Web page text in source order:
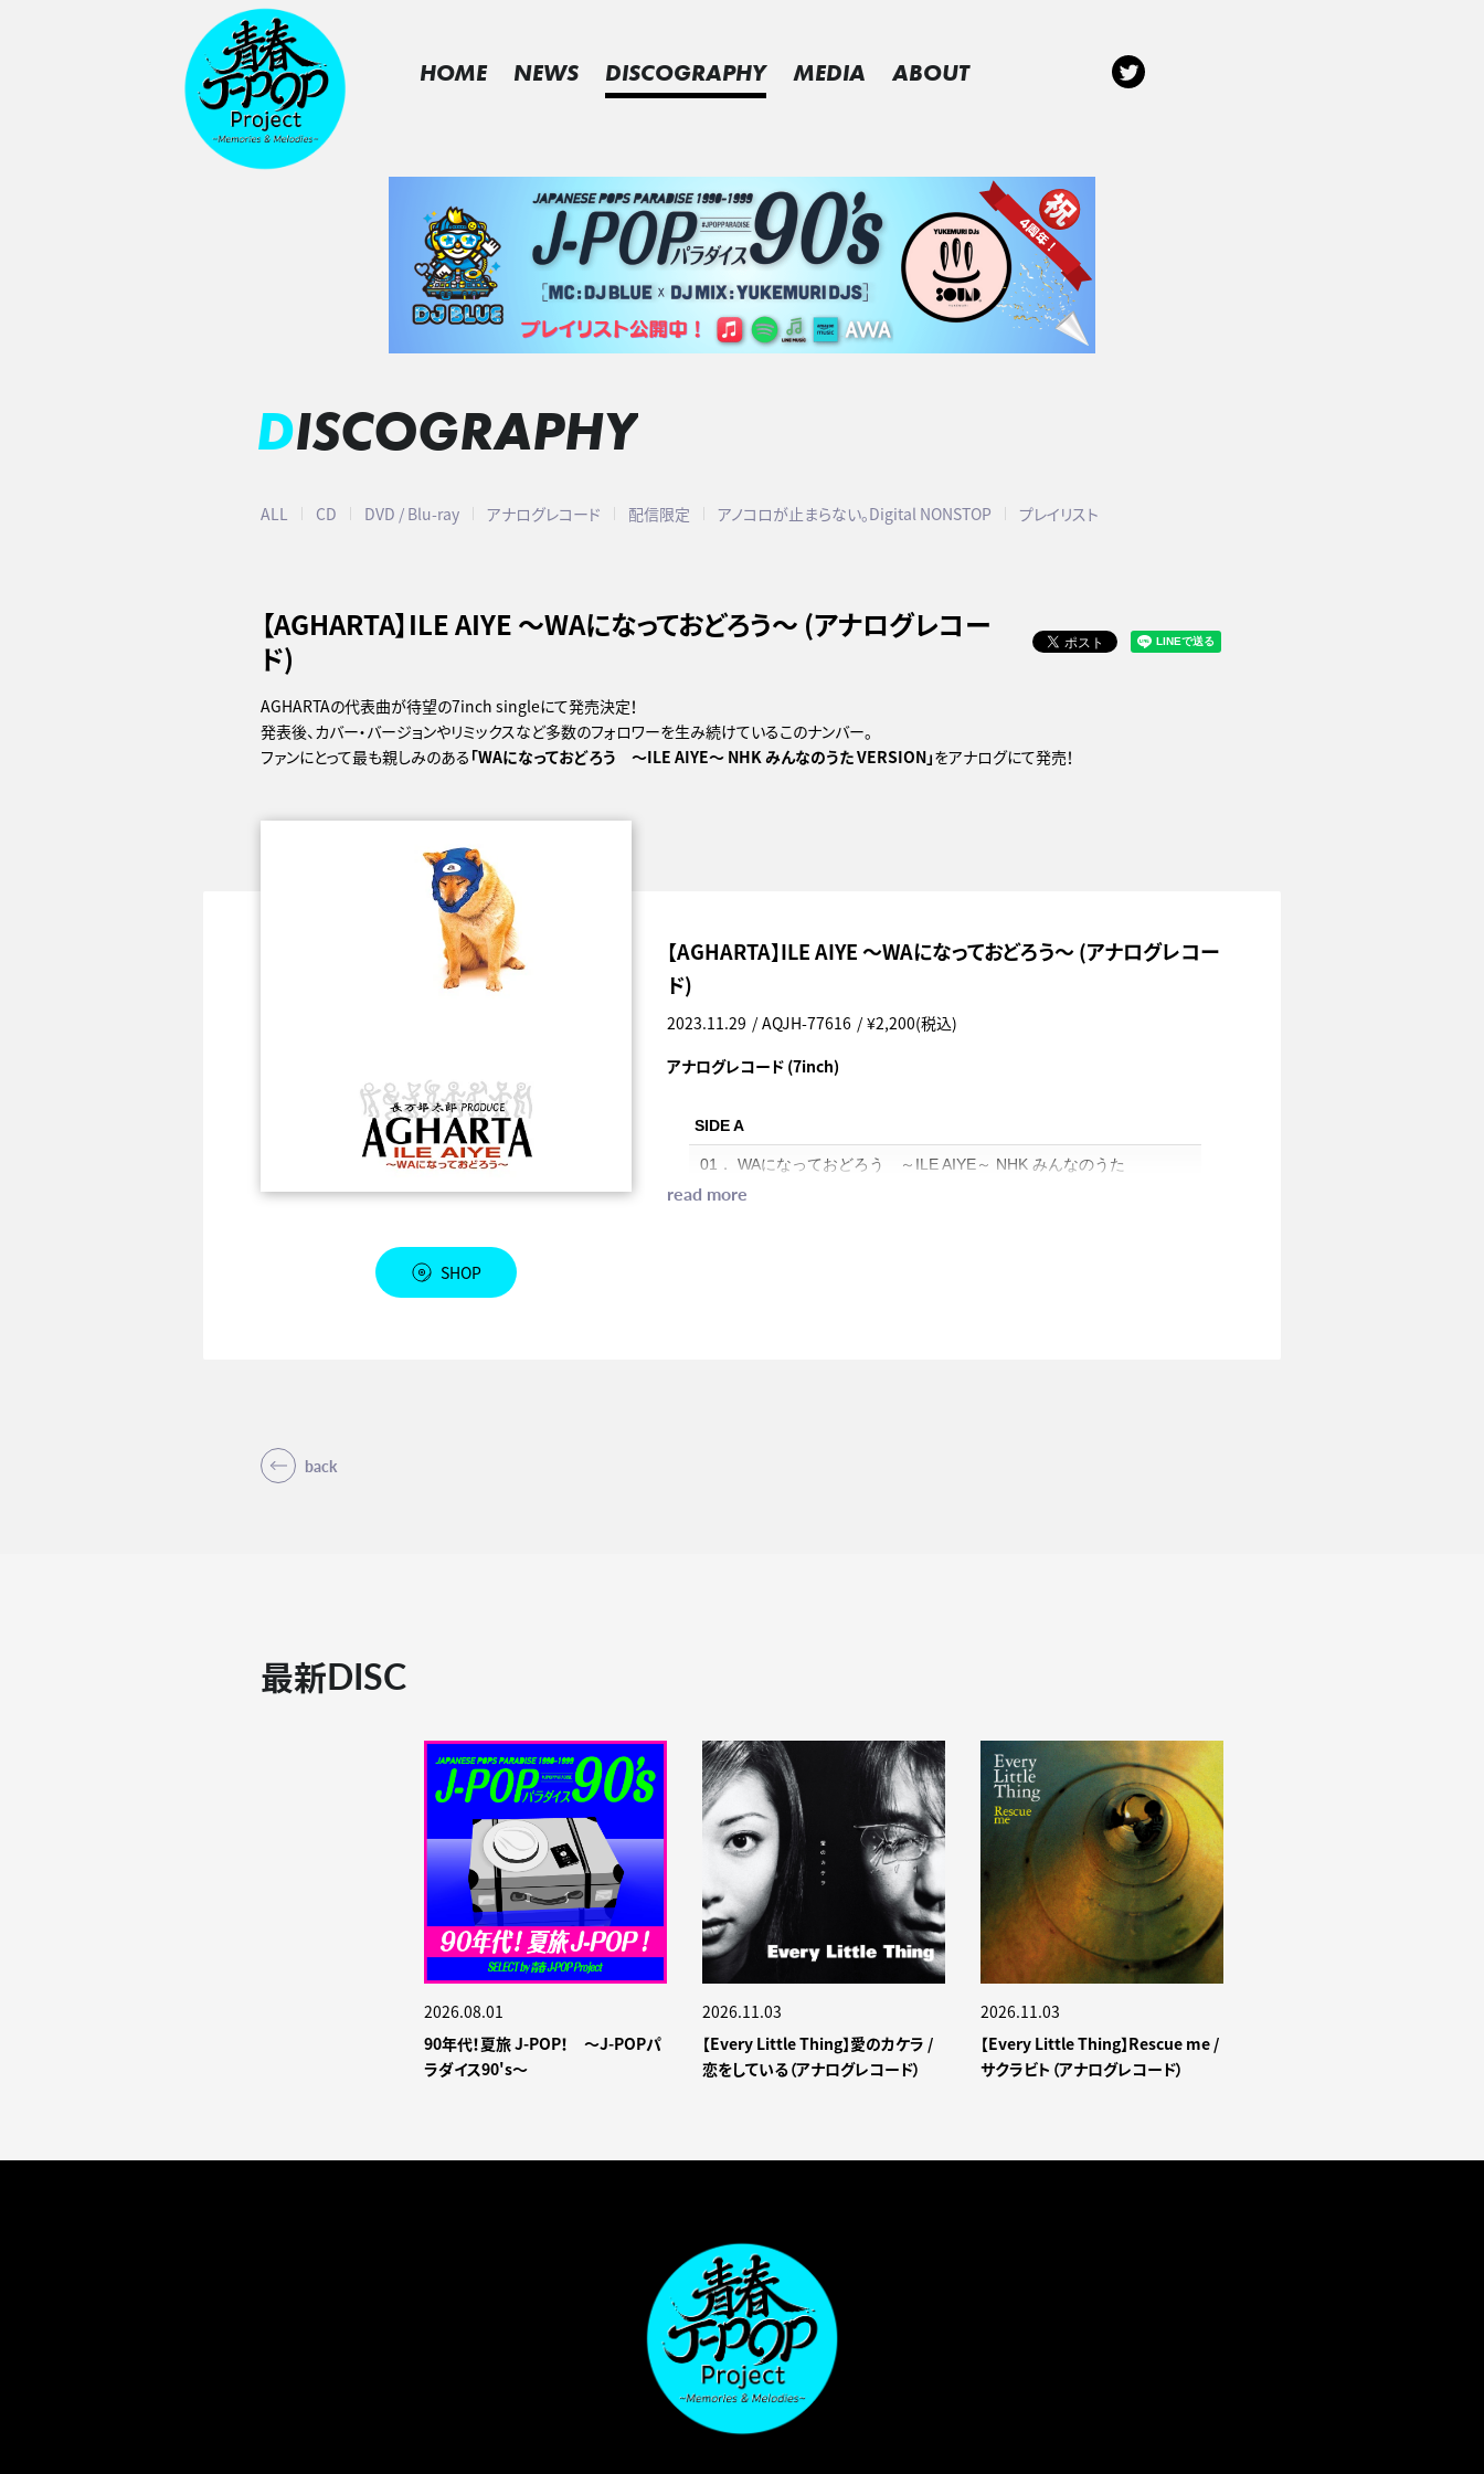
HOME NEWS DISCOGRAPHY MEDIA ABOUT
DISCOGRAPHY
ALL CD DVD / Blu-ray アナログレコード 配信限定 アノコロが止まらない。Digital NONSTOP プレイリスト
【AGHARTA】ILE AIYE ～WAになっておどろう～ (アナログレコー
ド)
AGHARTAの代表曲が待望の7inch singleにて発売決定！
発表後、カバー・バージョンやリミックスなど多数のフォロワーを生み続けているこのナンバー。
ファンにとって最も親しみのある 「WAになっておどろう ～ILE AIYE～ NHK みんなのうた VERSION」をアナログにて発売！
SHOP
【AGHARTA】ILE AIYE ～WAになっておどろう～ (アナログレコー
ド)
2023.11.29 AQJH-77616
¥2,200(税込)
アナログレコード (7inch)
SIDE A
01． WAになっておどろう ～ILE AIYE～ NHK みんなのうた
VERSION
read more
back
最新DISC
2026.08.01
90年代！夏旅 J-POP！ ～J-POPパ
ラダイス90's～
2026.11.03
【Every Little Thing】愛のカケラ /
恋をしている（アナログレコード）
2026.11.03
【Every Little Thing】Rescue me /
サクラビト（アナログレコード）